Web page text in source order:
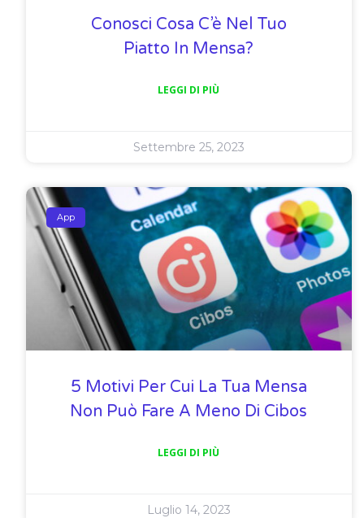
Conosci Cosa C’è Nel Tuo
Piatto In Mensa?
LEGGI DI PIÙ
Settembre 25, 2023
App
5 Motivi Per Cui La Tua Mensa
Non Può Fare A Meno Di Cibos
LEGGI DI PIÙ
Luglio 14, 2023